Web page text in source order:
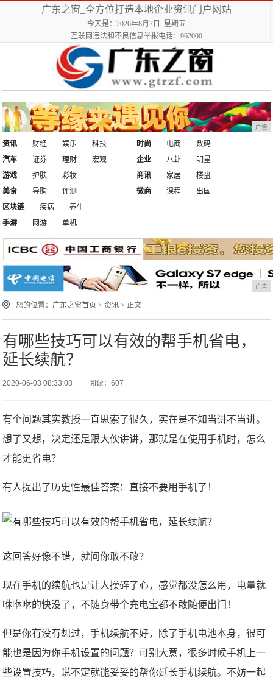
广东之窗_全方位打造本地企业资讯门户网站
今天是：2026年8月7日 星期五
互联网违法和不良信息举报电话：962000
广告
资讯 财经 娱乐
科技
汽车
证券 理财 宏观
时尚 电商
数码
企业
八卦
明星
游戏
护肤
彩妆
美食
导购 评测
商讯 家居
楼盘
微商
课程
出国
区块链
疾病
养生
手游
网游 单机
广告
您的位置： 广东之窗首页 >资讯 > 正文
有哪些技巧可以有效的帮手机省电，
延长续航？
2020-06-03 08:33:08 阅读：607
有个问题其实教授一直思索了很久，实在是不知当讲不当讲。
想了又想，决定还是跟大伙讲讲，那就是在使用手机时，怎么
才能更省电？
有人提出了历史性最佳答案：直接不要用手机了！
这回答好像不错，就问你敢不敢？
现在手机的续航也是让人操碎了心，感觉都没怎么用，电量就
咻咻咻的快没了，不随身带个充电宝都不敢随便出门！
但是你有没有想过，手机续航不好，除了手机电池本身，很可
能也是因为你手机设置的问题？可别大意，很多时候手机上一
些设置技巧，说不定就能妥妥的帮你延长手机续航。不妨一起